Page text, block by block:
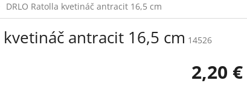
DRLO Ratolla kvetináč antracit 16,5 cm
kvetináč antracit 16,5 cm 14526
2,20 €